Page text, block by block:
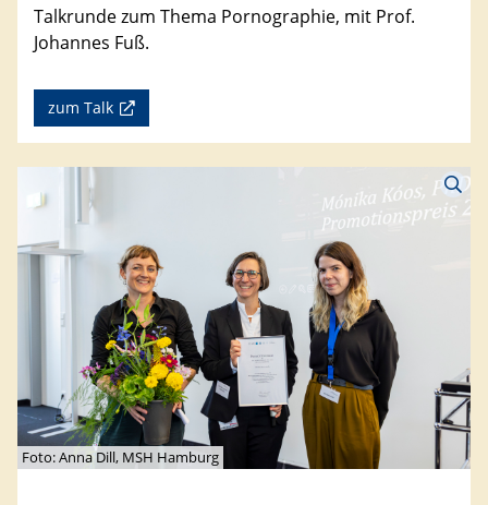
Talkrunde zum Thema Pornographie, mit Prof.
Johannes Fuß.
zum Talk
Foto: Anna Dill, MSH Hamburg